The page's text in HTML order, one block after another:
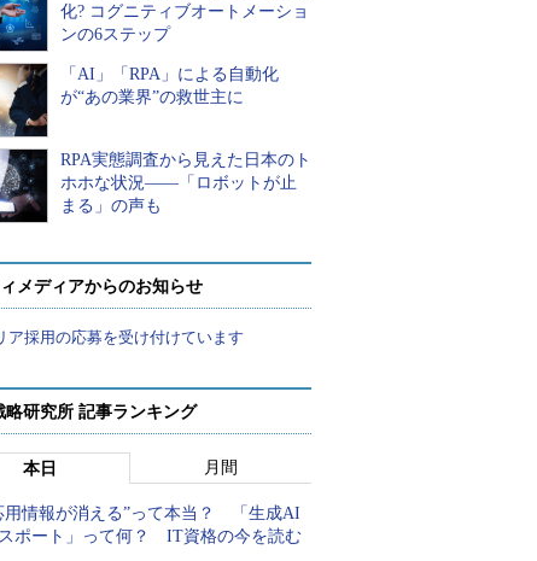
化? コグニティブオートメーショ
ンの6ステップ
「AI」「RPA」による自動化
が“あの業界”の救世主に
RPA実態調査から見えた日本のト
ホホな状況――「ロボットが止
まる」の声も
メディアからのお知らせ
ア採用の応募を受け付けています
略研究所 記事ランキング
本日 月間
用情報が消える”って本当？ 「生成AI
ポート」って何？ IT資格の今を読む